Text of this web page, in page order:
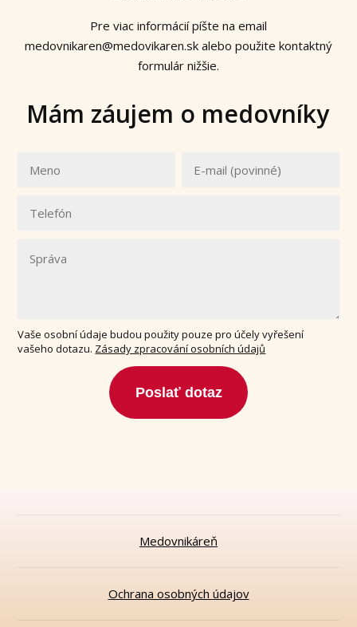
Pre viac informácií píšte na email
medovnikaren@medovikaren.sk alebo použite kontaktný
formulár nižšie.
Mám záujem o medovníky
Vaše osobní údaje budou použity pouze pro účely vyřešení
vašeho dotazu. Zásady zpracování osobních údajů
Poslať dotaz
Medovnikáreň
Ochrana osobných údajov